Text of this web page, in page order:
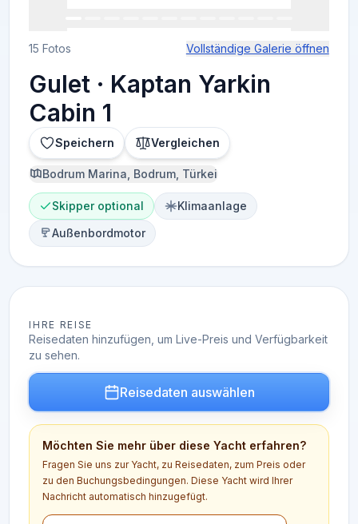
15 Fotos Vollständige Galerie öffnen
Gulet · Kaptan Yarkin
Cabin 1
Speichern Vergleichen
Bodrum Marina, Bodrum, Türkei
Skipper optional
Klimaanlage
Außenbordmotor
IHRE REISE
Reisedaten hinzufügen, um Live-Preis und Verfügbarkeit
zu sehen.
Reisedaten auswählen
Möchten Sie mehr über diese Yacht erfahren?
Fragen Sie uns zur Yacht, zu Reisedaten, zum Preis oder
zu den Buchungsbedingungen. Diese Yacht wird Ihrer
Nachricht automatisch hinzugefügt.